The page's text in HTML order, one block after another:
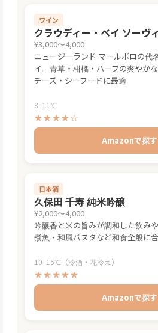
ワイン
クラウディー・ベイ ソーヴ
¥3,000〜4,000
ニュージーランド マールボロの代
イ。青草・柑橘・ハーブの爽やか
チーズ・シーフードに最適
8–11℃
★★★★☆
Amazonで探
日本酒
久保田 千寿 純米吟醸
¥2,000〜4,000
吟醸香と米の旨みが調和した飲み
煮魚・和風パスタなど和食全般に
10–15℃（冷酒・花冷え）
★★★★★
Amazonで探